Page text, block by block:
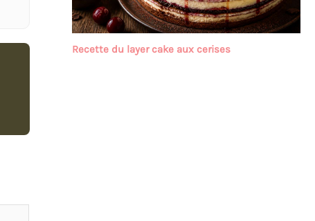
Recette du layer cake aux cerises